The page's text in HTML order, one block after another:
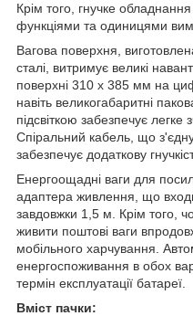
Крім того, гнучке
функціями та одиницями
Вагова поверхня,
сталі, витримує великі
поверхні 310 x 385 мм на
навіть великогабаритні
підсвіткою забезпечує легке
Спіральний кабель, що
забезпечує додаткову
Енергоощадні ваги для
адаптера живлення, що
завдовжки 1,5 м. Крім того,
живити поштові ваги
мобільного харчування.
енергоспоживання в обох
термін експлуатації батареї.
Вміст пачки: